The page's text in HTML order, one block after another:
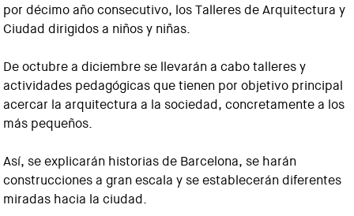
por décimo año consecutivo, los Talleres de Arquitectura y
Ciudad dirigidos a niños y niñas.
De octubre a diciembre se llevarán a cabo talleres y
actividades pedagógicas que tienen por objetivo principal
acercar la arquitectura a la sociedad, concretamente a los
más pequeños.
Así, se explicarán historias de Barcelona, se harán
construcciones a gran escala y se establecerán diferentes
miradas hacia la ciudad.